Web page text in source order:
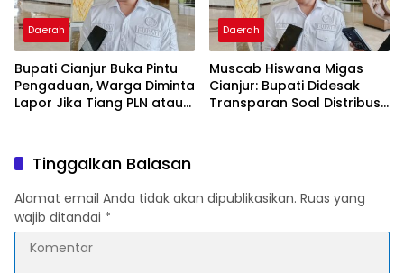
Daerah
Bupati Cianjur Buka Pintu
Pengaduan, Warga Diminta
Lapor Jika Tiang PLN atau
Daerah
Muscab Hiswana Migas
Cianjur: Bupati Didesak
Transparan Soal Distribusi
Tinggalkan Balasan
Alamat email Anda tidak akan dipublikasikan. Ruas yang
wajib ditandai *